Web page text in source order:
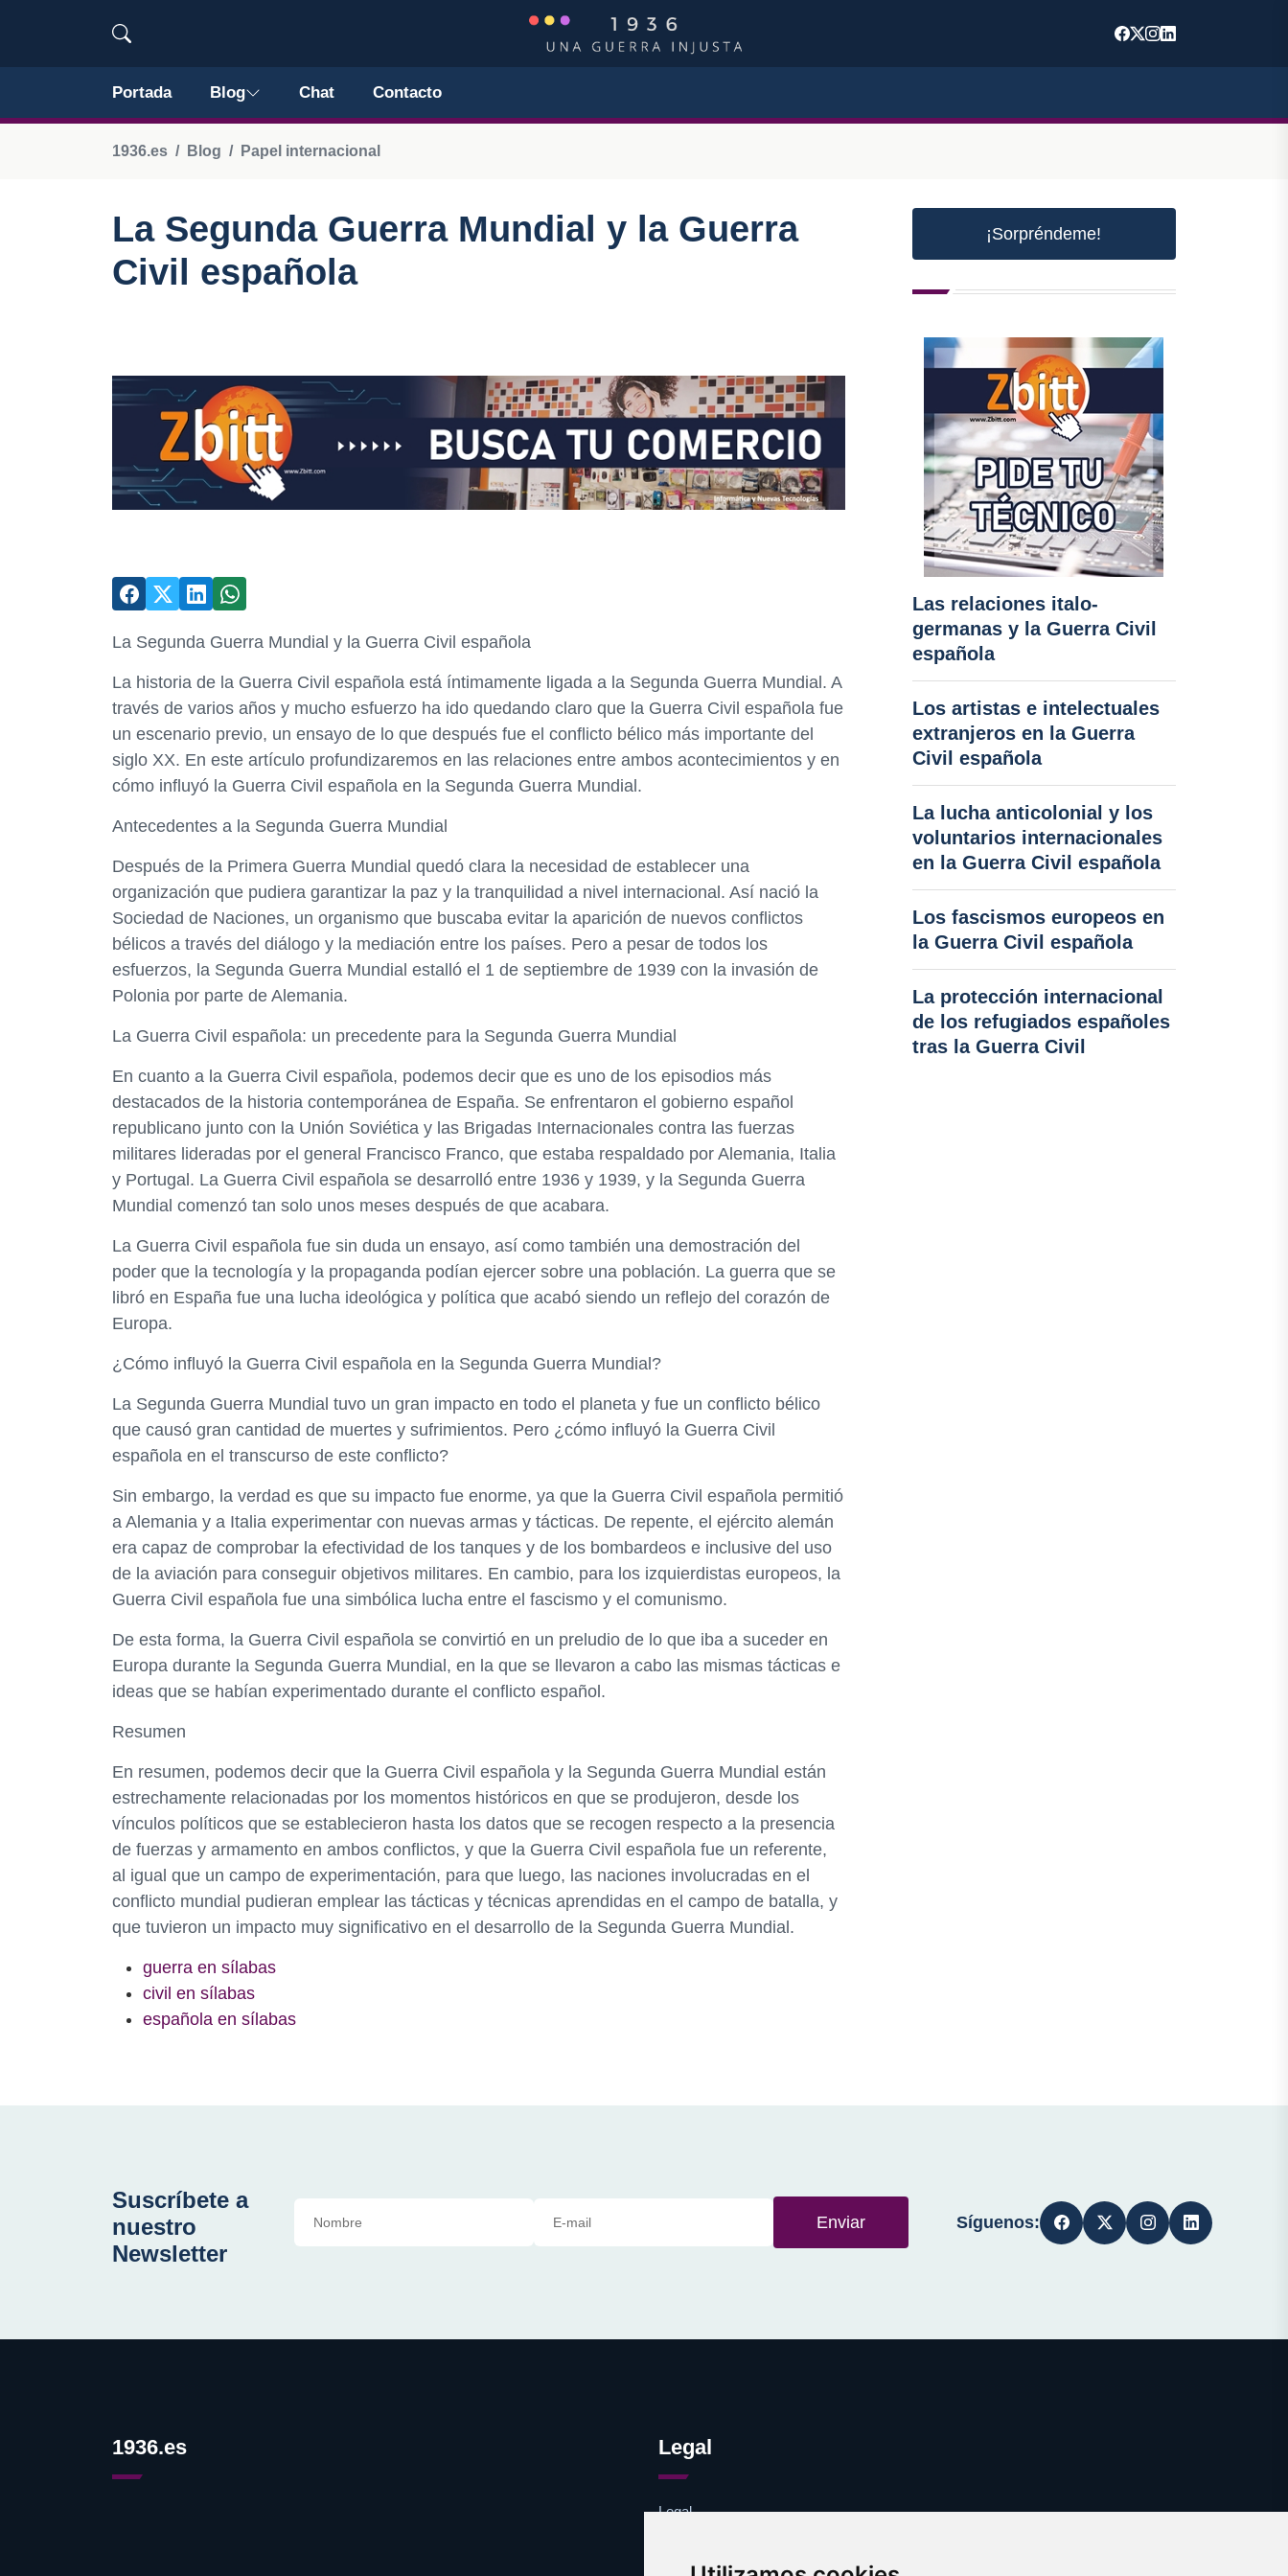
Portada Blog Chat Contacto
1936.es Blog Papel internacional
La Segunda Guerra Mundial y la Guerra
Civil española
La Segunda Guerra Mundial y la Guerra Civil española
La historia de la Guerra Civil española está íntimamente ligada a la Segunda Guerra Mundial. A
través de varios años y mucho esfuerzo ha ido quedando claro que la Guerra Civil española fue
un escenario previo, un ensayo de lo que después fue el conflicto bélico más importante del
siglo XX. En este artículo profundizaremos en las relaciones entre ambos acontecimientos y en
cómo influyó la Guerra Civil española en la Segunda Guerra Mundial.
Antecedentes a la Segunda Guerra Mundial
Después de la Primera Guerra Mundial quedó clara la necesidad de establecer una
organización que pudiera garantizar la paz y la tranquilidad a nivel internacional. Así nació la
Sociedad de Naciones, un organismo que buscaba evitar la aparición de nuevos conflictos
bélicos a través del diálogo y la mediación entre los países. Pero a pesar de todos los
esfuerzos, la Segunda Guerra Mundial estalló el 1 de septiembre de 1939 con la invasión de
Polonia por parte de Alemania.
La Guerra Civil española: un precedente para la Segunda Guerra Mundial
En cuanto a la Guerra Civil española, podemos decir que es uno de los episodios más
destacados de la historia contemporánea de España. Se enfrentaron el gobierno español
republicano junto con la Unión Soviética y las Brigadas Internacionales contra las fuerzas
militares lideradas por el general Francisco Franco, que estaba respaldado por Alemania, Italia
y Portugal. La Guerra Civil española se desarrolló entre 1936 y 1939, y la Segunda Guerra
Mundial comenzó tan solo unos meses después de que acabara.
La Guerra Civil española fue sin duda un ensayo, así como también una demostración del
poder que la tecnología y la propaganda podían ejercer sobre una población. La guerra que se
libró en España fue una lucha ideológica y política que acabó siendo un reflejo del corazón de
Europa.
¿Cómo influyó la Guerra Civil española en la Segunda Guerra Mundial?
La Segunda Guerra Mundial tuvo un gran impacto en todo el planeta y fue un conflicto bélico
que causó gran cantidad de muertes y sufrimientos. Pero ¿cómo influyó la Guerra Civil
española en el transcurso de este conflicto?
Sin embargo, la verdad es que su impacto fue enorme, ya que la Guerra Civil española permitió
a Alemania y a Italia experimentar con nuevas armas y tácticas. De repente, el ejército alemán
era capaz de comprobar la efectividad de los tanques y de los bombardeos e inclusive del uso
de la aviación para conseguir objetivos militares. En cambio, para los izquierdistas europeos, la
Guerra Civil española fue una simbólica lucha entre el fascismo y el comunismo.
De esta forma, la Guerra Civil española se convirtió en un preludio de lo que iba a suceder en
Europa durante la Segunda Guerra Mundial, en la que se llevaron a cabo las mismas tácticas e
ideas que se habían experimentado durante el conflicto español.
Resumen
En resumen, podemos decir que la Guerra Civil española y la Segunda Guerra Mundial están
estrechamente relacionadas por los momentos históricos en que se produjeron, desde los
vínculos políticos que se establecieron hasta los datos que se recogen respecto a la presencia
de fuerzas y armamento en ambos conflictos, y que la Guerra Civil española fue un referente,
al igual que un campo de experimentación, para que luego, las naciones involucradas en el
conflicto mundial pudieran emplear las tácticas y técnicas aprendidas en el campo de batalla, y
que tuvieron un impacto muy significativo en el desarrollo de la Segunda Guerra Mundial.
guerra en sílabas
civil en sílabas
española en sílabas
¡Sorpréndeme!
Las relaciones italo-
germanas y la Guerra Civil
española
Los artistas e intelectuales
extranjeros en la Guerra
Civil española
La lucha anticolonial y los
voluntarios internacionales
en la Guerra Civil española
Los fascismos europeos en
la Guerra Civil española
La protección internacional
de los refugiados españoles
tras la Guerra Civil
Suscríbete a
nuestro
Newsletter
Enviar Síguenos:
1936.es Legal
Legal
Contacto